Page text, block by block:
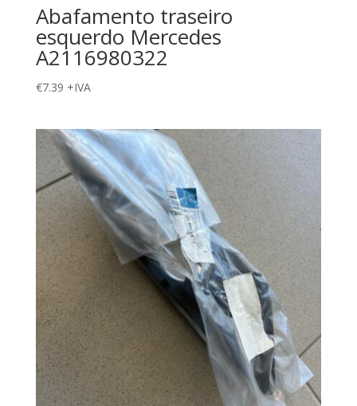
Abafamento traseiro
esquerdo Mercedes
A2116980322
€7.39 +IVA